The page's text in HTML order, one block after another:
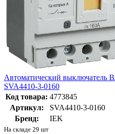
Автоматический выключатель
SVA4410-3-0160
Код товара: 4773845
Артикул:
SVA4410-3-0160
Бренд:
IEK
На складе 29 шт